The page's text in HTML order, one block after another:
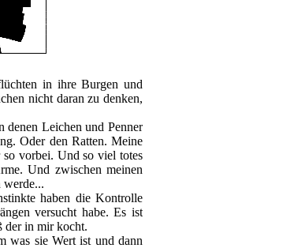
in ihre Burgen und
nicht daran zu denken,
denen Leichen und Penner
Oder den Ratten. Meine
vorbei. Und so viel totes
Und zwischen meinen
werde...
haben die Kontrolle
versucht habe. Es ist
der in mir kocht.
was sie Wert ist und dann